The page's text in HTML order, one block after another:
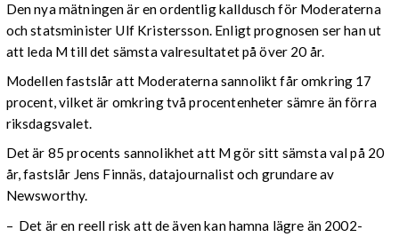
Den nya mätningen är en ordentlig kalldusch för Moderaterna
och statsminister Ulf Kristersson. Enligt prognosen ser han ut
att leda M till det sämsta valresultatet på över 20 år.
Modellen fastslår att Moderaterna sannolikt får omkring 17
procent, vilket är omkring två procentenheter sämre än förra
riksdagsvalet.
Det är 85 procents sannolikhet att M gör sitt sämsta val på 20
år, fastslår Jens Finnäs, datajournalist och grundare av
Newsworthy.
– Det är en reell risk att de även kan hamna lägre än 2002-